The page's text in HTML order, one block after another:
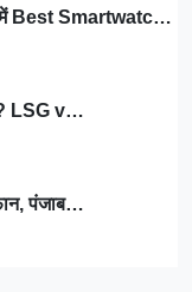
Best Smartwatc…
LSG v…
पंजाब…